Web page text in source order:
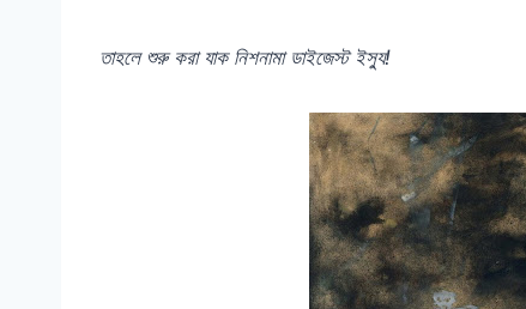
তাহলে শুরু করা যাক নিশনামা ডাইজেস্ট ইস্যু!